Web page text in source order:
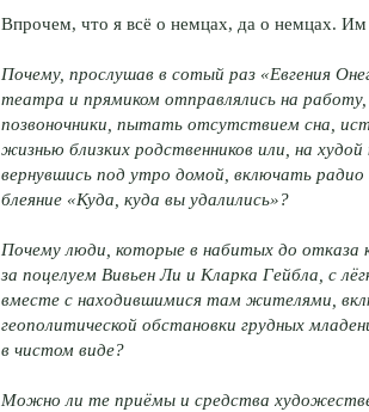
Впрочем, что я всё о немцах, да о немцах. Им
Почему, прослушав в сотый раз «Евгения
театра и прямиком отправлялись на
позвоночники, пытать отсутствием сна,
жизнью близких родственников или, на
вернувшись под утро домой, включать
блеяние «Куда, куда вы удалились»?
Почему люди, которые в набитых до отказа
за поцелуем Вивьен Ли и Кларка Гейбла, с
вместе с находившимися там жителями,
геополитической обстановки грудных
в чистом виде?
Можно ли те приёмы и средства